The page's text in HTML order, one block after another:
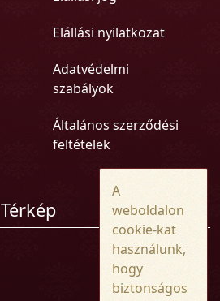
Elállási nyilatkozat
Adatvédelmi
szabályok
Általános szerződési
feltételek
Térkép
A
weboldalon
cookie-kat
használunk,
hogy
biztonságos